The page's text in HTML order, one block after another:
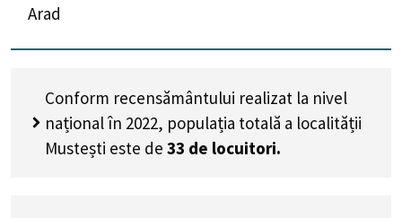
Arad
Conform recensământului realizat la nivel
național în 2022, populația totală a localității
Mustești este de 33 de locuitori.